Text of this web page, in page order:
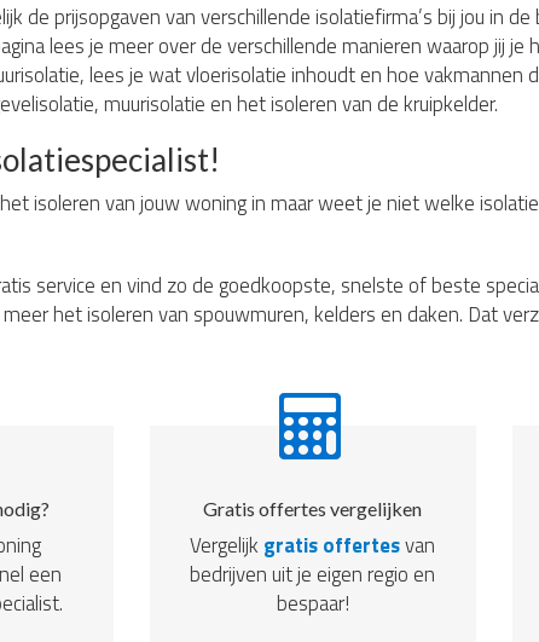
de prijsopgaven van verschillende isolatiefirma’s bij jou in
lees je meer over de verschillende manieren waarop jij je
lees je wat vloerisolatie inhoudt en hoe vakmannen
muurisolatie en het isoleren van de kruipkelder.
isoleren van jouw woning in maar weet je niet welke
service en vind zo de goedkoopste, snelste of beste
het isoleren van spouwmuren, kelders en daken. Dat
een
Gratis offertes vergelijken
Vergelijk gratis offertesvan
bedrijven uit je eigen regio en
bespaar!